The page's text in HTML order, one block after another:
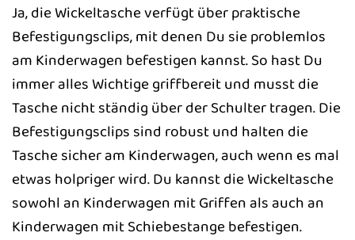
Ja, die Wickeltasche verfügt über praktische
Befestigungsclips, mit denen Du sie problemlos
am Kinderwagen befestigen kannst. So hast Du
immer alles Wichtige griffbereit und musst die
Tasche nicht ständig über der Schulter tragen. Die
Befestigungsclips sind robust und halten die
Tasche sicher am Kinderwagen, auch wenn es mal
etwas holpriger wird. Du kannst die Wickeltasche
sowohl an Kinderwagen mit Griffen als auch an
Kinderwagen mit Schiebestange befestigen.